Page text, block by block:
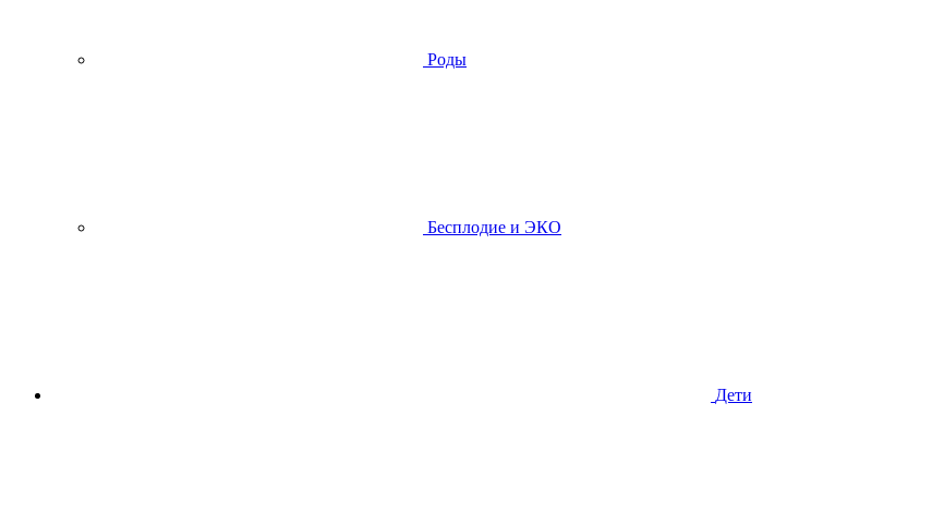
Роды
Бесплодие и ЭКО
Дети